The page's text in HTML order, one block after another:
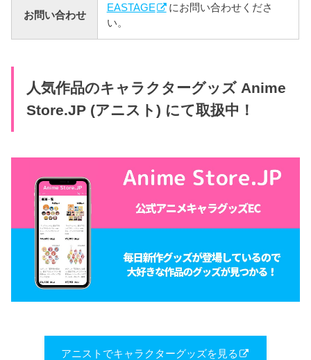
お問い合わせ
EASTAGE
にお問い合わせくださ
い。
人気作品のキャラクターグッズ Anime
Store.JP (アニスト) にて取扱中！
アニストでキャラクターグッズを見る